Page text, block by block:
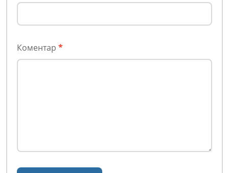
Коментар *